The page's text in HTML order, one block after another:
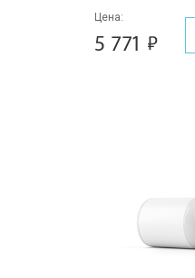
Цена:
5 771